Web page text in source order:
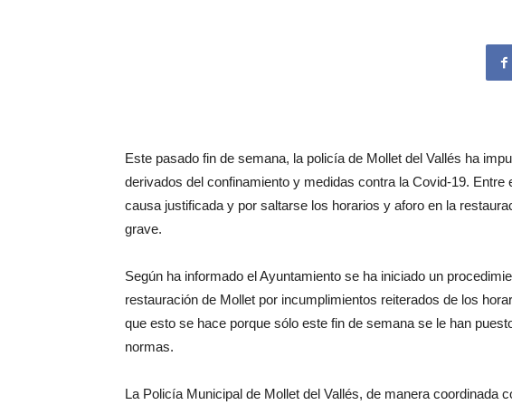
Este pasado fin de semana, la policía de Mollet del Vallés ha
derivados del confinamiento y medidas contra la Covid-19.
causa justificada y por saltarse los horarios y aforo en la
grave.
Según ha informado el Ayuntamiento se ha iniciado un
restauración de Mollet por incumplimientos reiterados de los
que esto se hace porque sólo este fin de semana se le han
normas.
La Policía Municipal de Mollet del Vallés, de manera coordinada